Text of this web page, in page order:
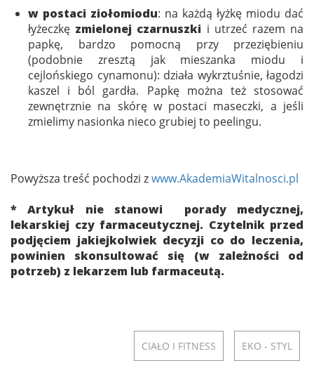
w postaci ziołomiodu: na każdą łyżkę miodu dać
łyżeczkę zmielonej czarnuszki i utrzeć razem na
papkę, bardzo pomocną przy przeziębieniu
(podobnie zresztą jak mieszanka miodu i
cejlońskiego cynamonu): działa wykrztuśnie, łagodzi
kaszel i ból gardła. Papkę można też stosować
zewnętrznie na skórę w postaci maseczki, a jeśli
zmielimy nasionka nieco grubiej to peelingu.
Powyższa treść pochodzi zwww.AkademiaWitalnosci.pl
* Artykuł nie stanowi porady medycznej,
lekarskiej czy farmaceutycznej. Czytelnik przed
podjęciem jakiejkolwiek decyzji co do leczenia,
powinien skonsultować się (w zależności od
potrzeb) z lekarzem lub farmaceutą.
CIAŁO I FITNESS EKO - STYL